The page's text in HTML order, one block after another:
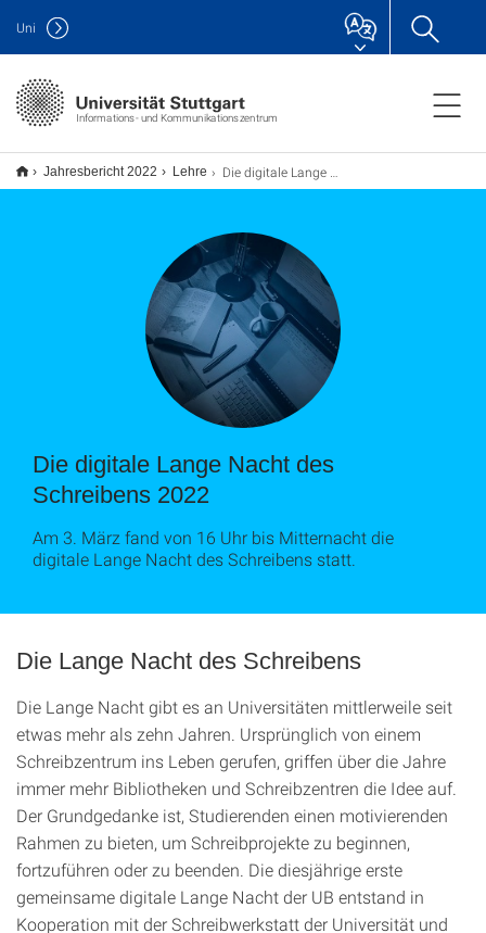
Informations- und Kommunikationszentrum
Uni
Jahresbericht 2022 Lehre Die digitale Lange Nacht des Schreibens 2022
Die digitale Lange Nacht des
Schreibens 2022
Am 3. März fand von 16 Uhr bis Mitternacht die
digitale Lange Nacht des Schreibens statt.
Die Lange Nacht des Schreibens
Die Lange Nacht gibt es an Universitäten mittlerweile seit
etwas mehr als zehn Jahren. Ursprünglich von einem
Schreibzentrum ins Leben gerufen, griffen über die Jahre
immer mehr Bibliotheken und Schreibzentren die Idee auf.
Der Grundgedanke ist, Studierenden einen motivierenden
Rahmen zu bieten, um Schreibprojekte zu beginnen,
fortzuführen oder zu beenden. Die diesjährige erste
gemeinsame digitale Lange Nacht der UB entstand in
Kooperation mit der Schreibwerkstatt der Universität und